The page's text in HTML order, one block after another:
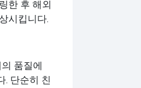
한 후 해외
시킵니다.
품질에
. 단순히 친